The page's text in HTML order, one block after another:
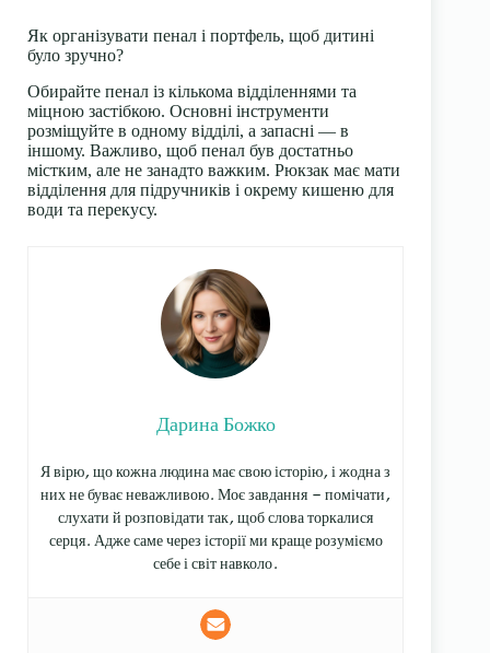
Як організувати пенал і портфель, щоб дитині
було зручно?
Обирайте пенал із кількома відділеннями та
міцною застібкою. Основні інструменти
розміщуйте в одному відділі, а запасні — в
іншому. Важливо, щоб пенал був достатньо
містким, але не занадто важким. Рюкзак має мати
відділення для підручників і окрему кишеню для
води та перекусу.
Дарина Божко
Я вірю, що кожна людина має свою історію, і жодна з
них не буває неважливою. Моє завдання — помічати,
слухати й розповідати так, щоб слова торкалися
серця. Адже саме через історії ми краще розуміємо
себе і світ навколо.